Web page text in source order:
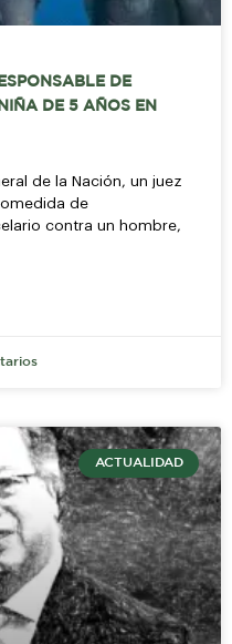
DE
DE 5 AÑOS EN
de la Nación, un juez
de
contra un hombre,
ACTUALIDAD